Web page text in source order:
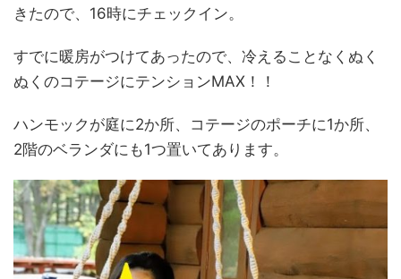
きたので、16時にチェックイン。
すでに暖房がつけてあったので、冷えることなくぬく
ぬくのコテージにテンションMAX！！
ハンモックが庭に2か所、コテージのポーチに1か所、
2階のベランダにも1つ置いてあります。